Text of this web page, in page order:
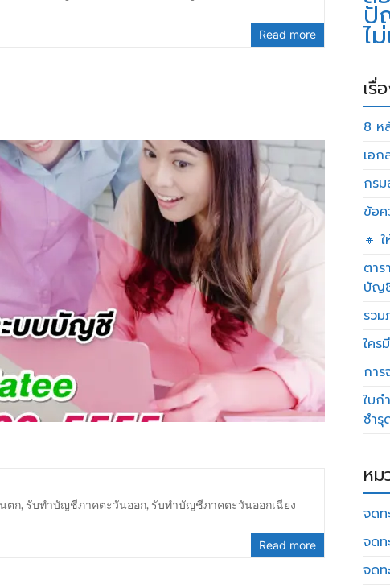
Read more
ตก, รับทำบัญชีภาคตะวันออก, รับทำบัญชีภาคตะวันออกเฉียง
Read more
ปั
ไ
เรื่
8 ห
เอ
กรม
ข้อ
🔸
ตา
บัญ
รว
ใคร
กา
ใบก
ชำรุ
ห
จดท
จดท
จดท